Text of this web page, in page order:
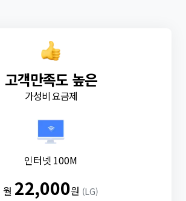
고객만족도 높은
가성비 요금제
인터넷 100M
월 22,000원 (LG)